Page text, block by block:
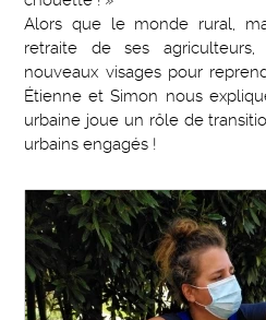
Alors que le monde rural,
retraite de ses
nouveaux visages pour
Étienne et Simon nous
urbaine joue un rôle de
urbains engagés !